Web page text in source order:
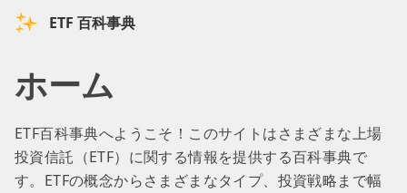
ETF 百科事典
ホーム
ETF百科事典へようこそ！このサイトはさまざまな上場
投資信託（ETF）に関する情報を提供する百科事典で
す。ETFの概念からさまざまなタイプ、投資戦略まで幅